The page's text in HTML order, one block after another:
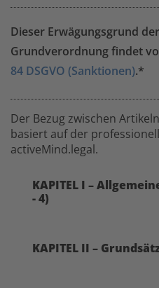
Dieser Erwägungsgrund
Grundverordnung findet
84 DSGVO (Sanktionen).*
Der Bezug zwischen
basiert auf der
activeMind.legal.
KAPITEL I –
- 4)
KAPITEL II –